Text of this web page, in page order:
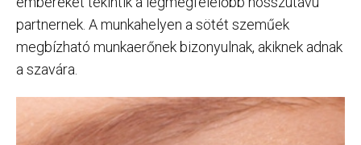
partnernek. A munkahelyen a sötét szeműek
megbízható munkaerőnek bizonyulnak, akiknek adnak
a szavára.